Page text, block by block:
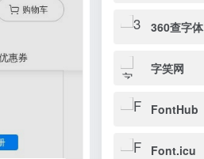
360查字体
字笑网
FontHub
Font.icu